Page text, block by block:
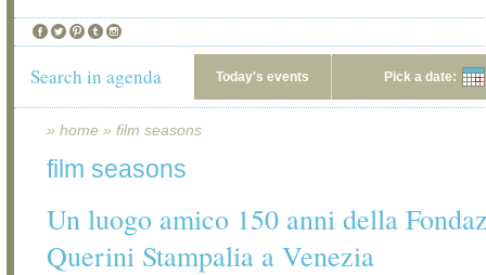
Search in agenda Today's events Pick a date:
» home » film seasons
film seasons
Un luogo amico 150 anni della
Querini Stampalia a Venezia